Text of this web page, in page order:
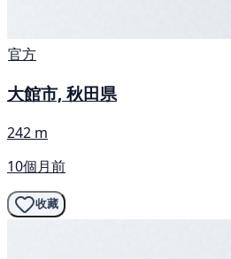
官方
大館市, 秋田県
242 m
10個月前
收藏